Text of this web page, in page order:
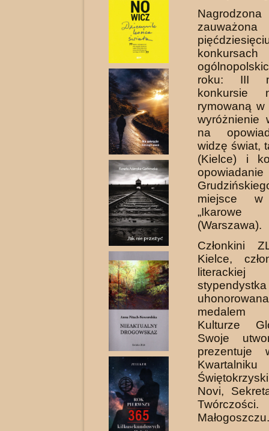
konkursach
roku: III
konkursie
rymowaną w
wyróżnienie
na
widzę świat,
(Kielce) i
opowiadanie
miejsce w
(Warszawa).
Członkini
Kielce,
medalem
Kulturze
Swoje
prezentuje
Kwartalniku
Novi,
Małogoszczu.